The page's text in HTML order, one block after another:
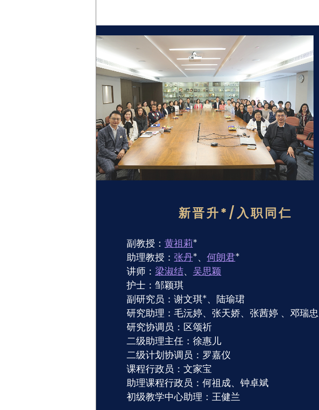
新晋升*/ 入职同仁
副教授： 黄祖莉*
助理教授： 张丹*、 何朗君*
讲师： 梁淑结、 吴思颖
护士：邹颖琪
副研究员：谢文琪*、陆瑜珺
研究助理：毛沅婷、张天娇、张茜婷 、邓瑞忠
研究协调员：区颂祈
二级助理主任：徐惠儿
二级计划协调员：罗嘉仪
课程行政员：文家宝
助理课程行政员：何祖成、钟卓斌
初级教学中心助理：王健兰